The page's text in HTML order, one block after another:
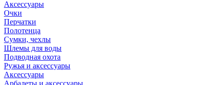
Аксессуары
Очки
Перчатки
Полотенца
Сумки, чехлы
Шлемы для воды
Подводная охота
Ружья и аксессуары
Аксессуары
Арбалеты и аксессуары